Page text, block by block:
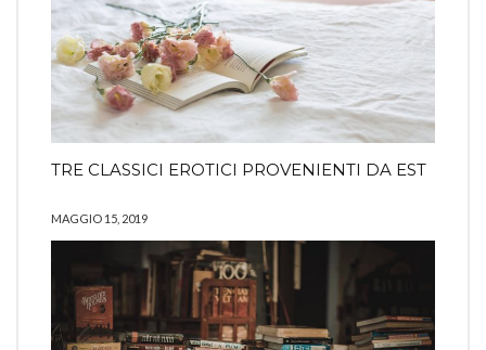
TRE CLASSICI EROTICI PROVENIENTI DA EST
MAGGIO 15, 2019